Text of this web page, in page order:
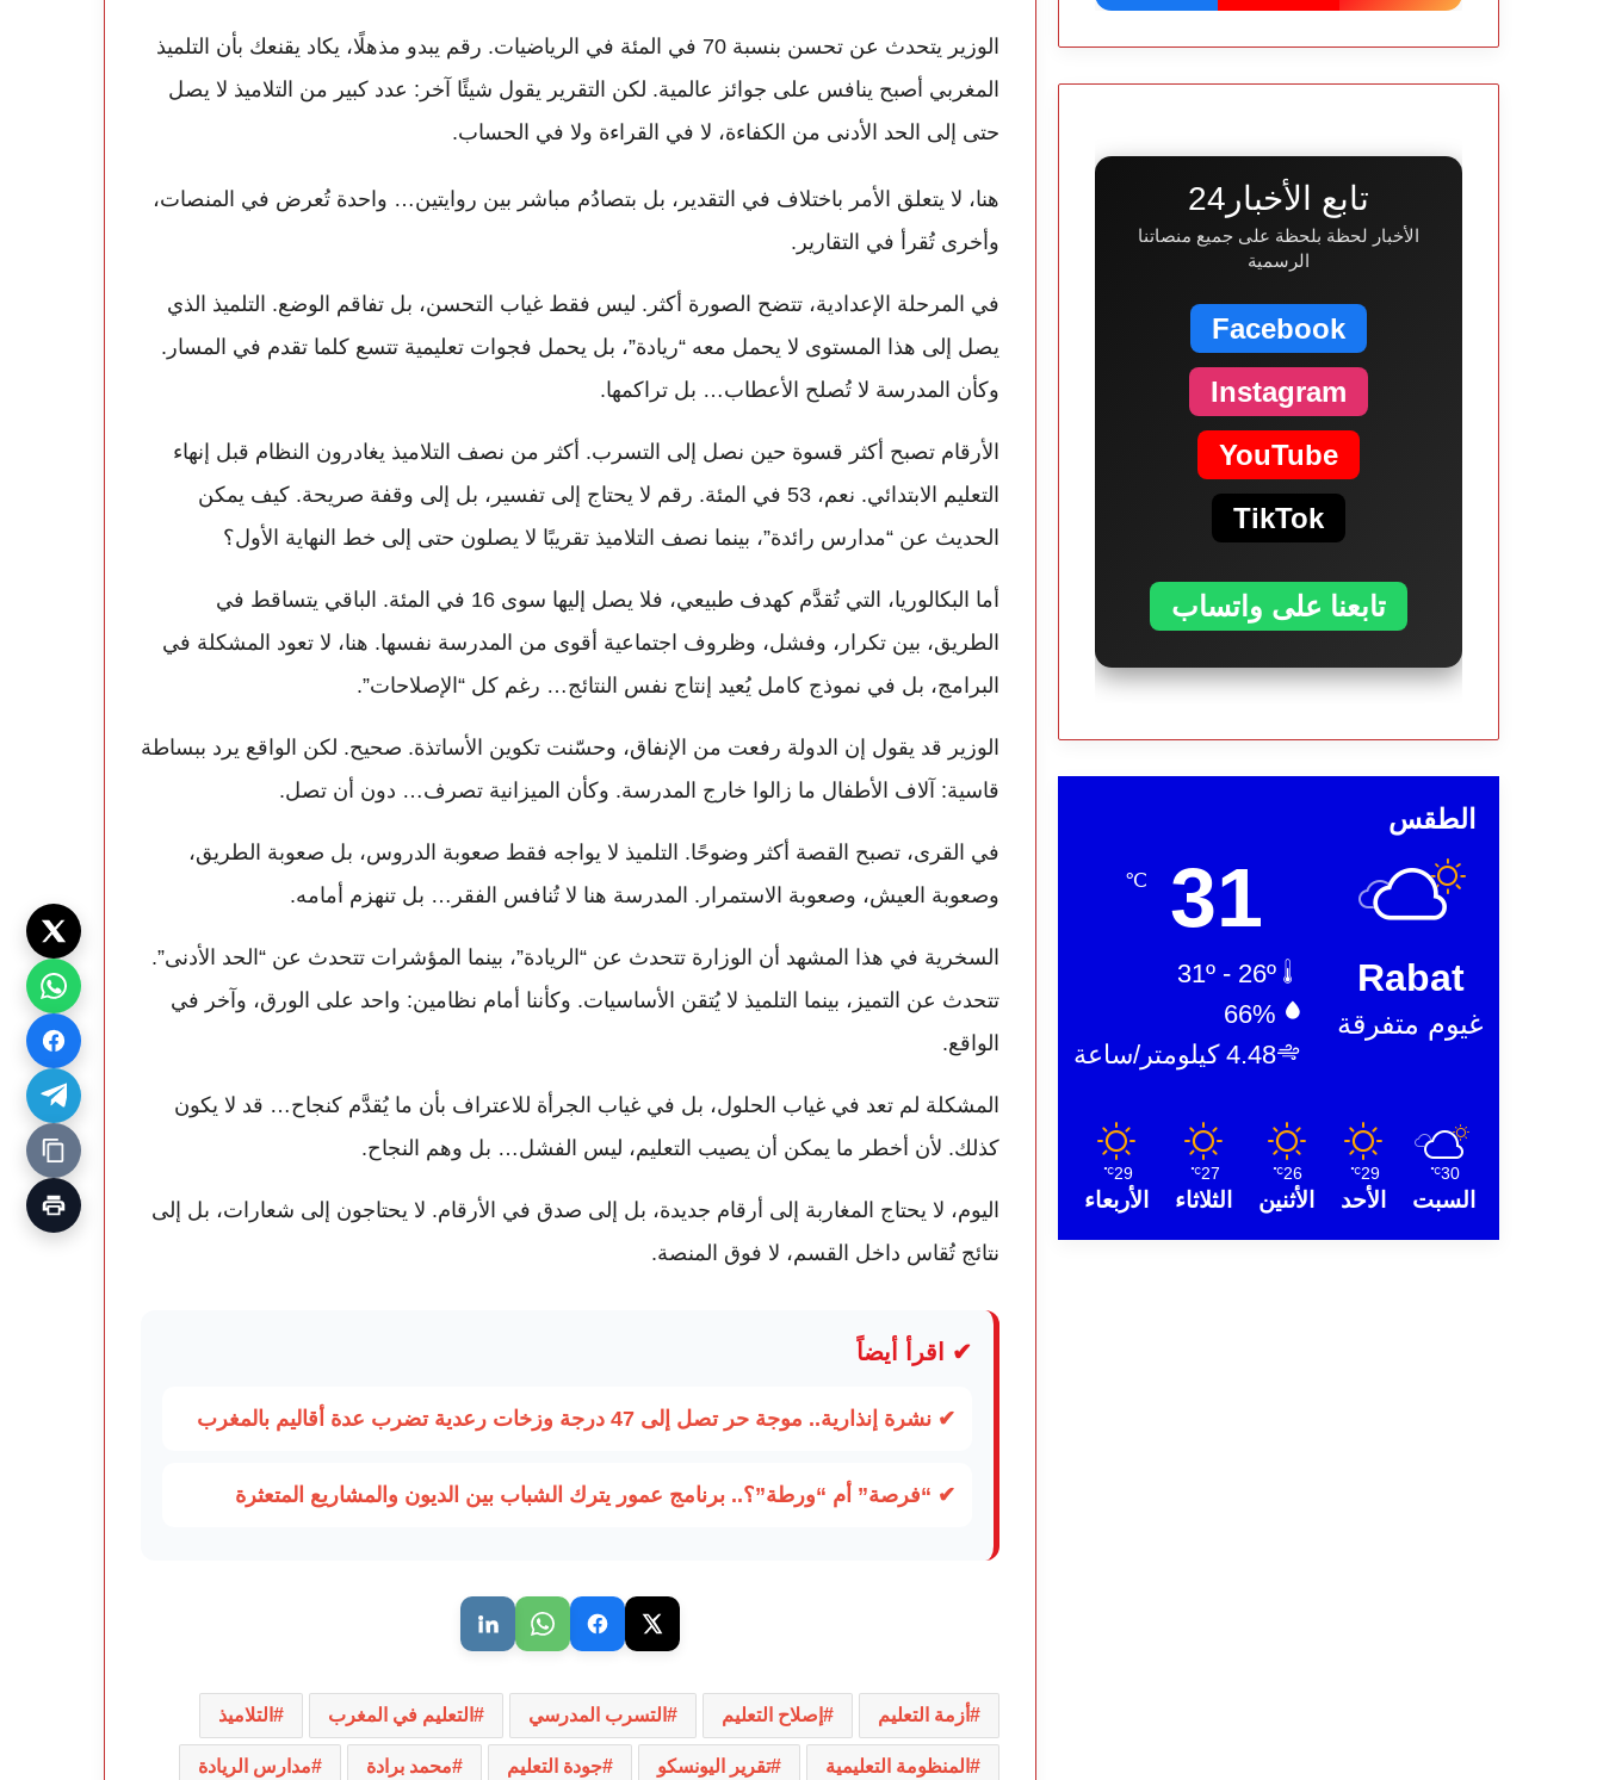
الوزير يتحدث عن تحسن بنسبة 70 في المئة في الرياضيات. رقم يبدو مذهلًا، يكاد يقنعك بأن التلميذ
المغربي أصبح ينافس على جوائز عالمية. لكن التقرير يقول شيئًا آخر: عدد كبير من التلاميذ لا يصل
حتى إلى الحد الأدنى من الكفاءة، لا في القراءة ولا في الحساب.
هنا، لا يتعلق الأمر باختلاف في التقدير، بل بتصادُم مباشر بين روايتين… واحدة تُعرض في المنصات،
وأخرى تُقرأ في التقارير.
في المرحلة الإعدادية، تتضح الصورة أكثر. ليس فقط غياب التحسن، بل تفاقم الوضع. التلميذ الذي
يصل إلى هذا المستوى لا يحمل معه “ريادة”، بل يحمل فجوات تعليمية تتسع كلما تقدم في المسار.
وكأن المدرسة لا تُصلح الأعطاب… بل تراكمها.
الأرقام تصبح أكثر قسوة حين نصل إلى التسرب. أكثر من نصف التلاميذ يغادرون النظام قبل إنهاء
التعليم الابتدائي. نعم، 53 في المئة. رقم لا يحتاج إلى تفسير، بل إلى وقفة صريحة. كيف يمكن
الحديث عن “مدارس رائدة”، بينما نصف التلاميذ تقريبًا لا يصلون حتى إلى خط النهاية الأول؟
أما البكالوريا، التي تُقدَّم كهدف طبيعي، فلا يصل إليها سوى 16 في المئة. الباقي يتساقط في
الطريق، بين تكرار، وفشل، وظروف اجتماعية أقوى من المدرسة نفسها. هنا، لا تعود المشكلة في
البرامج، بل في نموذج كامل يُعيد إنتاج نفس النتائج… رغم كل “الإصلاحات”.
الوزير قد يقول إن الدولة رفعت من الإنفاق، وحسّنت تكوين الأساتذة. صحيح. لكن الواقع يرد ببساطة
قاسية: آلاف الأطفال ما زالوا خارج المدرسة. وكأن الميزانية تصرف… دون أن تصل.
في القرى، تصبح القصة أكثر وضوحًا. التلميذ لا يواجه فقط صعوبة الدروس، بل صعوبة الطريق،
وصعوبة العيش، وصعوبة الاستمرار. المدرسة هنا لا تُنافس الفقر… بل تنهزم أمامه.
السخرية في هذا المشهد أن الوزارة تتحدث عن “الريادة”، بينما المؤشرات تتحدث عن “الحد الأدنى”.
تتحدث عن التميز، بينما التلميذ لا يُتقن الأساسيات. وكأننا أمام نظامين: واحد على الورق، وآخر في
الواقع.
المشكلة لم تعد في غياب الحلول، بل في غياب الجرأة للاعتراف بأن ما يُقدَّم كنجاح… قد لا يكون
كذلك. لأن أخطر ما يمكن أن يصيب التعليم، ليس الفشل… بل وهم النجاح.
اليوم، لا يحتاج المغاربة إلى أرقام جديدة، بل إلى صدق في الأرقام. لا يحتاجون إلى شعارات، بل إلى
نتائج تُقاس داخل القسم، لا فوق المنصة.
✔ اقرأ أيضاً
✔ نشرة إنذارية.. موجة حر تصل إلى 47 درجة وزخات رعدية تضرب عدة أقاليم بالمغرب
✔ “فرصة” أم “ورطة”؟.. برنامج عمور يترك الشباب بين الديون والمشاريع المتعثرة
أزمة التعليم إصلاح التعليم التسرب المدرسي التعليم في المغرب التلاميذ
المنظومة التعليمية تقرير اليونسكو جودة التعليم محمد برادة مدارس الريادة
تابع الأخبار24
الأخبار لحظة بلحظة على جميع منصاتنا
الرسمية
Facebook
Instagram
YouTube
TikTok
تابعنا على واتساب
الطقس
Rabat
غيوم متفرقة
31
℃
66%
4.48 كيلومتر/ساعة
30
℃
السبت
29
℃
الأحد
26
℃
الأثنين
27
℃
الثلاثاء
29
℃
الأربعاء